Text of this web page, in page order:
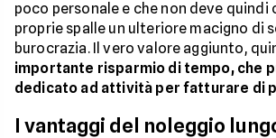
poco personale e che non deve quindi
proprie spalle un ulteriore macigno di
burocrazia. Il vero valore aggiunto,
importante risparmio di tempo, che
dedicato ad attività per fatturare di
I vantaggi del noleggio